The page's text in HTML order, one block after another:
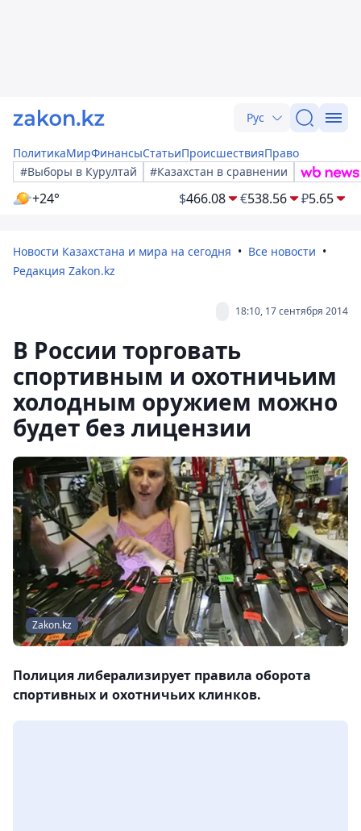
Рус
ПолитикаМирФинансыСтатьиПроисшествияПраво
#Выборы в Курултай
#Казахстан в сравнении
+24° $466.08 €538.56 ₽5.65
Новости Казахстана и мира на сегодня
Все новости
Редакция Zakon.kz
18:10, 17 сентября 2014
В России торговать
спортивным и охотничьим
холодным оружием можно
будет без лицензии
Zakon.kz
Полиция либерализирует правила оборота
спортивных и охотничьих клинков.